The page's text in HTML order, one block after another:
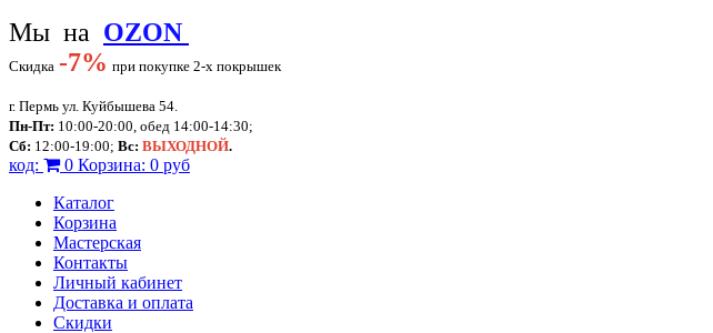
Мы на OZON
Скидка -7% при покупке 2-х покрышек
г. Пермь ул. Куйбышева 54.
Пн-Пт: 10:00-20:00, обед 14:00-14:30;
Сб: 12:00-19:00; Вс: ВЫХОДНОЙ.
код: 0 Корзина: 0 руб
Каталог
Корзина
Мастерская
Контакты
Личный кабинет
Доставка и оплата
Скидки